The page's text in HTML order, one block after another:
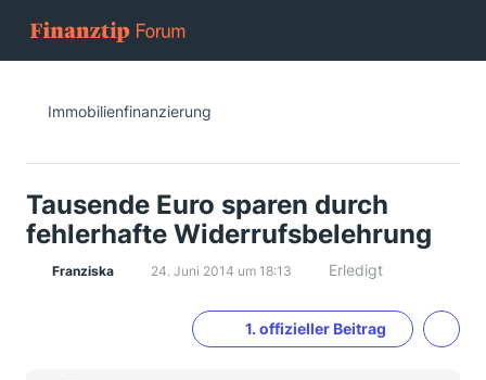
Immobilienfinanzierung
Tausende Euro sparen durch
fehlerhafte Widerrufsbelehrung
Franziska 24. Juni 2014 um 18:13 Erledigt
1. offizieller Beitrag